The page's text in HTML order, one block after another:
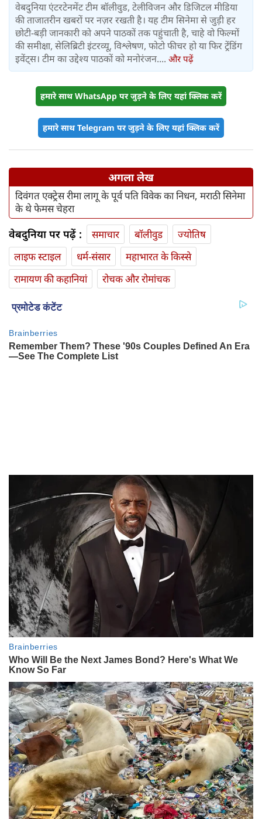
वेबदुनिया एंटरटेनमेंट टीम बॉलीवुड, टेलीविजन और डिजिटल मीडिया
की ताजातरीन खबरों पर नज़र रखती है। यह टीम सिनेमा से जुड़ी हर
छोटी-बड़ी जानकारी को अपने पाठकों तक पहुंचाती है, चाहे वो फिल्मों
की समीक्षा, सेलिब्रिटी इंटरव्यू, विश्लेषण, फोटो फीचर हो या फिर ट्रेंडिंग
इवेंट्स। टीम का उद्देश्य पाठकों को मनोरंजन.... और पढ़ें
हमारे साथ WhatsApp पर जुड़ने के लिए यहां क्लिक करें
हमारे साथ Telegram पर जुड़ने के लिए यहां क्लिक करें
अगला लेख
दिवंगत एक्ट्रेस रीमा लागू के पूर्व पति विवेक का निधन, मराठी सिनेमा
के थे फेमस चेहरा
वेबदुनिया पर पढ़ें : समाचार बॉलीवुड
ज्योतिष
लाइफ स्‍टाइल
धर्म-संसार
महाभारत के किस्से
रामायण की कहानियां
रोचक और रोमांचक